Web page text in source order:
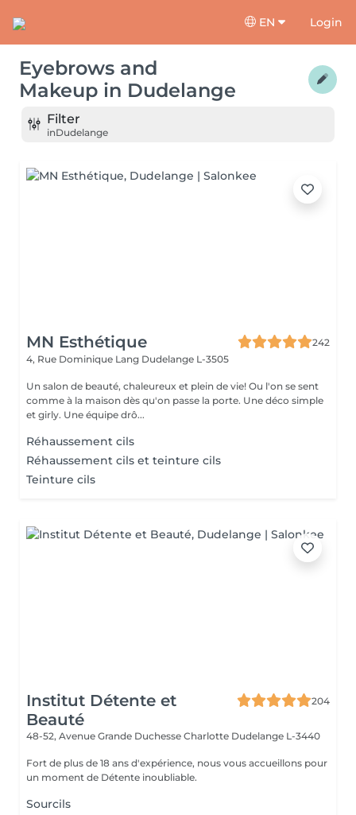
EN Login
Eyebrows and
Makeup in Dudelange
Filter
inDudelange
MN Esthétique
242
4, Rue Dominique Lang Dudelange L-3505
Un salon de beauté, chaleureux et plein de vie! Ou l'on se sent
comme à la maison dès qu'on passe la porte. Une déco simple
et girly. Une équipe drô...
Réhaussement cils
Réhaussement cils et teinture cils
Teinture cils
Institut Détente et
Beauté
204
48-52, Avenue Grande Duchesse Charlotte Dudelange L-3440
Fort de plus de 18 ans d'expérience, nous vous accueillons pour
un moment de Détente inoubliable.
Sourcils